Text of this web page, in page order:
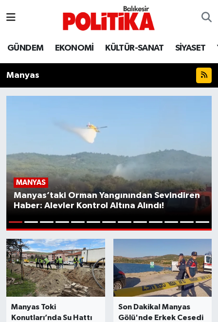
GÜNDEM EKONOMİ KÜLTÜR-SANAT SİYASET
Manyas
MANYAS
Manyas’taki Orman Yangınından Sevindiren
Haber: Alevler Kontrol Altına Alındı!
1 2 3 4 5 6 7 8 9 10 11 12 13
Manyas Toki
Konutları’nda Su Hattı
Son Dakika! Manyas
Gölü'nde Erkek Cesedi
Ayvalık
Balya
BİYOGRAFİLER
Burhaniye
ÇEVRE
Dursunbey
Edremit
EĞİTİM
Balıkesir Hava Durumu
Balıkesir Namaz Vakitleri
Süper Lig Puan Durumu ve Fikstür
Tüm Manşetler
Son Dakika Haberleri
Haber Arşivi